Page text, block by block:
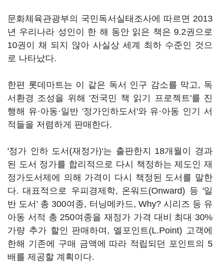
문화체육관광부의 국민독서실태조사에 따르면 2013
년 우리나라 성인이 한 해 동안 읽은 책은 9.2권으로
10권이 채 되지 않아 사실상 세계 최하 수준인 것으
로 나타났다.
한편 롯데마트는 이 같은 독서 인구 감소를 막고, 독
서환경 조성을 위해 '전국민 책 읽기 프로젝트'를 진
행해 유·아동·일반 '정가인하도서'와 유·아동 인기 서
적들을 저렴하게 판매한다.
'정가 인하 도서(재정가)'는 출판한지 18개월이 경과
된 도서 정가를 합리적으로 다시 책정하는 제도인 재
정가도서제에 의해 가격이 다시 책정된 도서를 말한
다. 대표적으로 우피경제학, 온워드(Onward) 등 '일
반 도서' 총 300여종, 터닝메카드, Why? 시리즈 등 유
아동 서적 총 250여종을 재정가 가격 대비 최대 30%
가량 추가 할인 판매하며, 엘포인트(L.Point) 고객에
한해 기존에 구매 금액에 따라 적립되던 포인트의 5
배를 제공할 계획이다.